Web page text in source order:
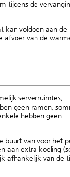
tijdens de
kan voldoen aan de
afvoer van de
serverruimtes,
geen ramen,
hebben geen
buurt van voor het
aan extra koeling
afhankelijk van de